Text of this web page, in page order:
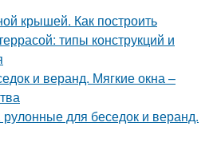
крышей. Как построить
типы конструкций и
и веранд. Мягкие окна –
для беседок и веранд.